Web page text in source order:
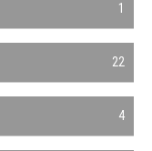
1
22
4